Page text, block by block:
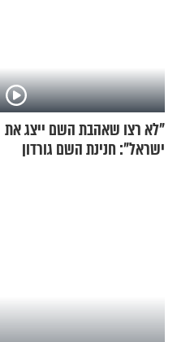
"לא רצו שאהבת השם ייצג את
ישראל": חנינת השם גורדון